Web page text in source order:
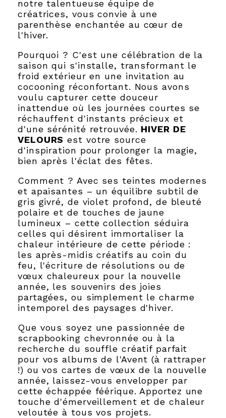
notre talentueuse équipe de
créatrices, vous convie à une
parenthèse enchantée au cœur de
l'hiver.
Pourquoi ? C'est une célébration de la
saison qui s'installe, transformant le
froid extérieur en une invitation au
cocooning réconfortant. Nous avons
voulu capturer cette douceur
inattendue où les journées courtes se
réchauffent d'instants précieux et
d'une sérénité retrouvée. HIVER DE
VELOURS est votre source
d'inspiration pour prolonger la magie,
bien après l'éclat des fêtes.
Comment ? Avec ses teintes modernes
et apaisantes – un équilibre subtil de
gris givré, de violet profond, de bleuté
polaire et de touches de jaune
lumineux – cette collection séduira
celles qui désirent immortaliser la
chaleur intérieure de cette période :
les après-midis créatifs au coin du
feu, l'écriture de résolutions ou de
vœux chaleureux pour la nouvelle
année, les souvenirs des joies
partagées, ou simplement le charme
intemporel des paysages d'hiver.
Que vous soyez une passionnée de
scrapbooking chevronnée ou à la
recherche du souffle créatif parfait
pour vos albums de l'Avent (à rattraper
!) ou vos cartes de vœux de la nouvelle
année, laissez-vous envelopper par
cette échappée féérique. Apportez une
touche d'émerveillement et de chaleur
veloutée à tous vos projets.